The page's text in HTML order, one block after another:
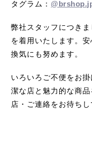
タグラム：
弊社スタッフにつき
を着用いたします。
換気にも努めます。
いろいろご不便をお
潔な店と魅力的な商
店・ご連絡をお待ちし